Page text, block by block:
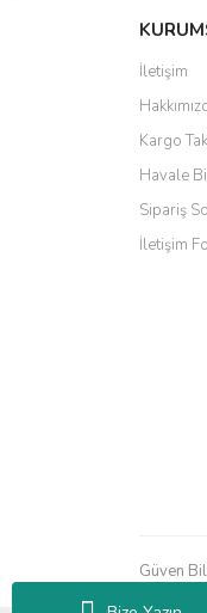
Her
İletişim
Kargo
Havale
Sipariş
İletişim
Güven